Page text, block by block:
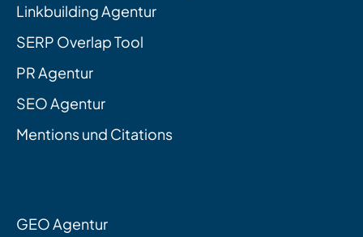
Linkbuilding Agentur
SERP Overlap Tool
PR Agentur
SEO Agentur
Mentions und Citations
GEO Agentur